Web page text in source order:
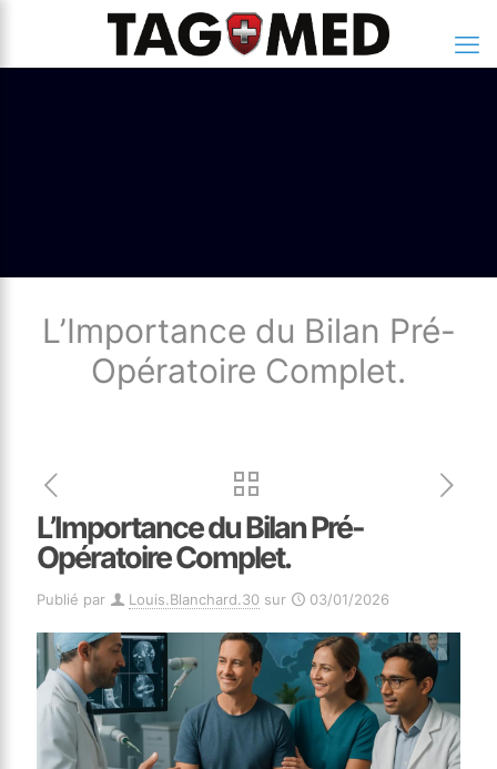
L’Importance du Bilan Pré-
Opératoire Complet.
L’Importance du Bilan Pré-
Opératoire Complet.
Publié par Louis.Blanchard.30 sur 03/01/2026